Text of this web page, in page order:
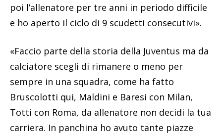
poi l’allenatore per tre anni in periodo difficile
e ho aperto il ciclo di 9 scudetti consecutivi».
«Faccio parte della storia della Juventus ma da
calciatore scegli di rimanere o meno per
sempre in una squadra, come ha fatto
Bruscolotti qui, Maldini e Baresi con Milan,
Totti con Roma, da allenatore non decidi la tua
carriera. In panchina ho avuto tante piazze